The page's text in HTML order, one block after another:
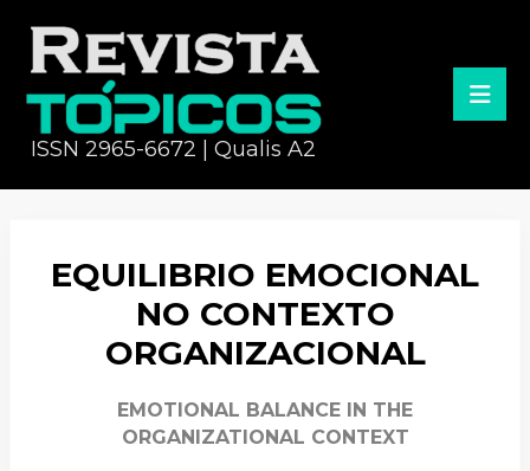
ISSN 2965-6672 | Qualis A2
EQUILIBRIO EMOCIONAL
NO CONTEXTO
ORGANIZACIONAL
EMOTIONAL BALANCE IN THE
ORGANIZATIONAL CONTEXT